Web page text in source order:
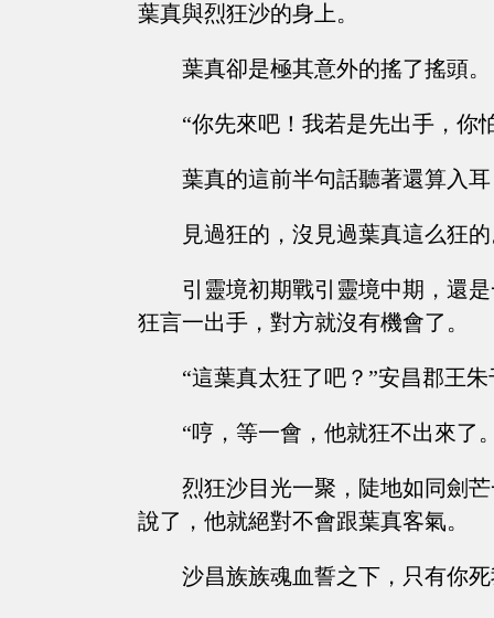
葉真與烈狂沙的身上。
葉真卻是極其意外的搖了搖頭。
“你先來吧！我若是先出手，你
葉真的這前半句話聽著還算入
見過狂的，沒見過葉真這么狂
引靈境初期戰引靈境中期，還
狂言一出手，對方就沒有機會了。
“這葉真太狂了吧？”安昌郡王
“哼，等一會，他就狂不出來了
烈狂沙目光一聚，陡地如同劍
說了，他就絕對不會跟葉真客氣。
沙昌族族魂血誓之下，只有你